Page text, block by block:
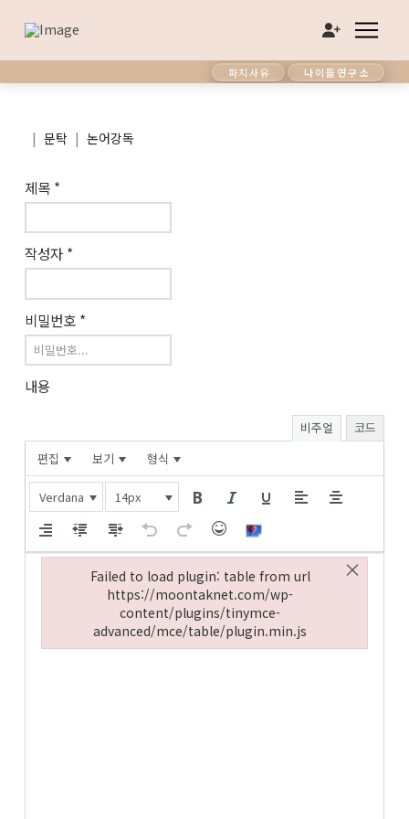
파지사유 나이듦연구소
| 문탁 | 논어강독
제목 *
작성자 *
비밀번호 *
내용
비주얼
코드
편집
보기 형식
Verdana 14px
Failed to load plugin: table from url
https://moontaknet.com/wp-
content/plugins/tinymce-
advanced/mce/table/plugin.min.js
×
Failed to load plugin: table from url https://